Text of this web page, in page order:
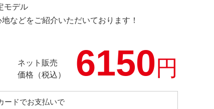
モデル
などをご紹介いただいております！
ネット販売
価格（税込）
6150円
ードでお支払いで